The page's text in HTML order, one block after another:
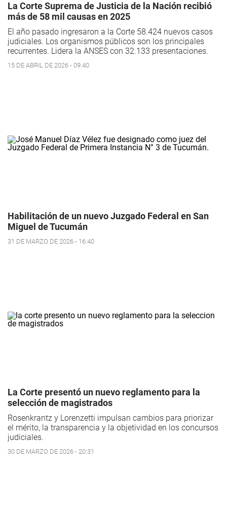
La Corte Suprema de Justicia de la Nación recibió
más de 58 mil causas en 2025
El año pasado ingresaron a la Corte 58.424 nuevos casos
judiciales. Los organismos públicos son los principales
recurrentes. Lidera la ANSES con 32.133 presentaciones.
15 DE ABRIL DE 2026 - 09:40
Habilitación de un nuevo Juzgado Federal en San
Miguel de Tucumán
31 DE MARZO DE 2026 - 16:40
La Corte presentó un nuevo reglamento para la
selección de magistrados
Rosenkrantz y Lorenzetti impulsan cambios para priorizar
el mérito, la transparencia y la objetividad en los concursos
judiciales.
30 DE MARZO DE 2026 - 20:31